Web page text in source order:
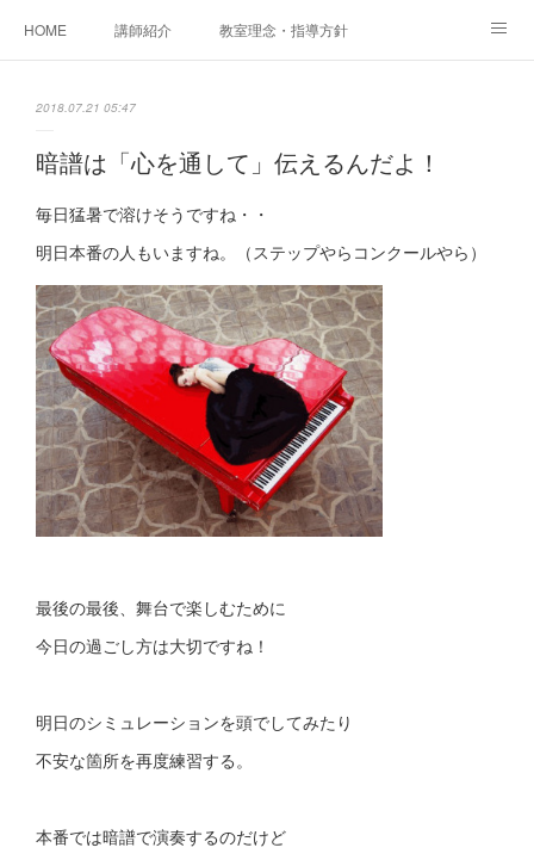
HOME 講師紹介 教室理念・指導方針
ご相談・体験レッスンお申し込み
アクセス
2018.07.21 05:47
暗譜は「心を通して」伝えるんだよ！
毎日猛暑で溶けそうですね・・
明日本番の人もいますね。（ステップやらコンクールやら）
最後の最後、舞台で楽しむために
今日の過ごし方は大切ですね！
明日のシミュレーションを頭でしてみたり
不安な箇所を再度練習する。
本番では暗譜で演奏するのだけど